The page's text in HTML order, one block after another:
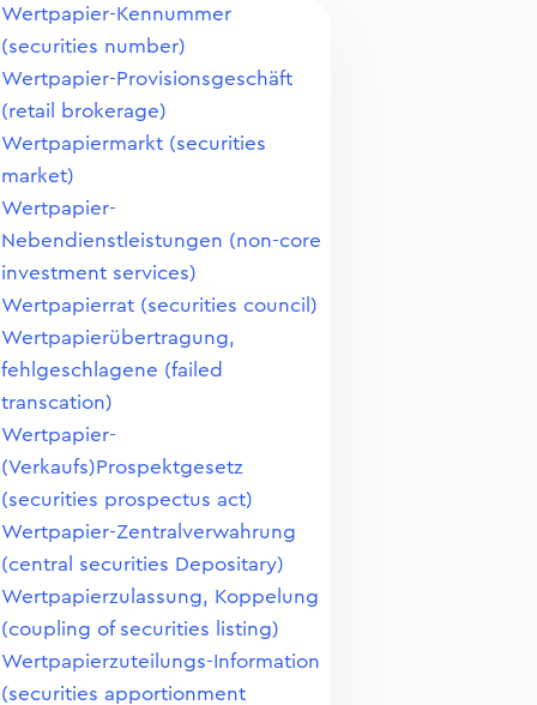
Wertpapier-Kennummer
(securities number)
Wertpapier-Provisionsgeschäft
(retail brokerage)
Wertpapiermarkt (securities
market)
Wertpapier-
Nebendienstleistungen (non-core
investment services)
Wertpapierrat (securities council)
Wertpapierübertragung,
fehlgeschlagene (failed
transcation)
Wertpapier-
(Verkaufs)Prospektgesetz
(securities prospectus act)
Wertpapier-Zentralverwahrung
(central securities Depositary)
Wertpapierzulassung, Koppelung
(coupling of securities listing)
Wertpapierzuteilungs-Information
(securities apportionment